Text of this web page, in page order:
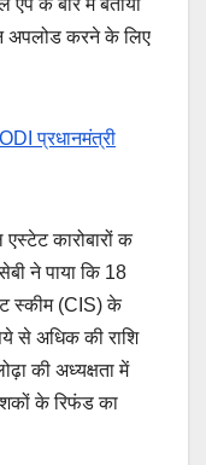
अपलोड करने के लिए
प्रधानमंत्री
कारोबारों क
ने पाया कि 18
स्‍कीम (CIS) के
से अधिक की राशि
की अध्‍यक्षता में
के रिफंड का